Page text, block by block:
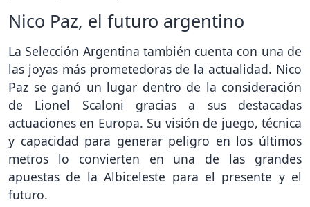
Nico Paz, el futuro argentino
La Selección Argentina también cuenta con una de
las joyas más prometedoras de la actualidad. Nico
Paz se ganó un lugar dentro de la consideración
de Lionel Scaloni gracias a sus destacadas
actuaciones en Europa. Su visión de juego, técnica
y capacidad para generar peligro en los últimos
metros lo convierten en una de las grandes
apuestas de la Albiceleste para el presente y el
futuro.